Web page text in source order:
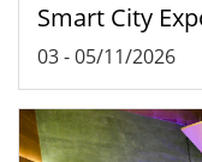
Smart City
03-05/11/2026